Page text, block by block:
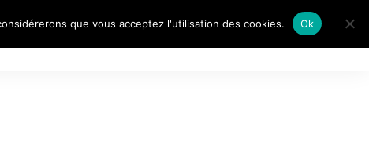
que vous acceptez l'utilisation des cookies. Ok